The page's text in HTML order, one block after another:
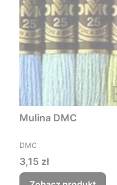
Mulina DMC
PRODUCENT
DMC
Cena
3,15 zł